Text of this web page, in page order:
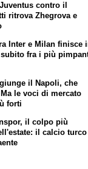
contro il
ritrova Zhegrova e
Inter e Milan finisce
fra i più
il Napoli, che
le voci di mercato
forti
il colpo più
il calcio turco